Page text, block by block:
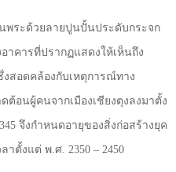
พระด้วยลายปูนปั้นประดับกระจก
าคารที่ปรากฏแสดงให้เห็นถึง
สอดคล้องกับเหตุการณ์ทาง
ต้อนผู้คนจากเมืองเชียงตุงลงมาตั้ง
จึงกำหนดอายุของสิ่งก่อสร้างยุค
าตั้งแต่ พ.ศ. 2350 – 2450